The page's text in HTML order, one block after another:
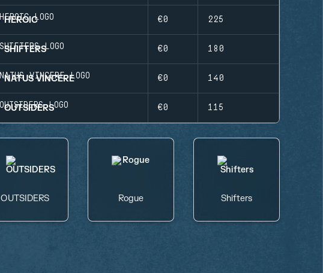
HEROIC €0 225
SHIFTERS €0 180
NATUS VINCERE €0 140
OUTSIDERS €0 115
OUTSIDERS Rogue Shifters